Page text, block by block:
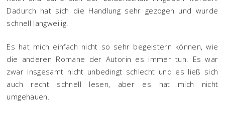
Dadurch hat sich die Handlung sehr gezogen und wurde
schnell langweilig.
Es hat mich einfach nicht so sehr begeistern können, wie
die anderen Romane der Autorin es immer tun. Es war
zwar insgesamt nicht unbedingt schlecht und es ließ sich
auch recht schnell lesen, aber es hat mich nicht
umgehauen.